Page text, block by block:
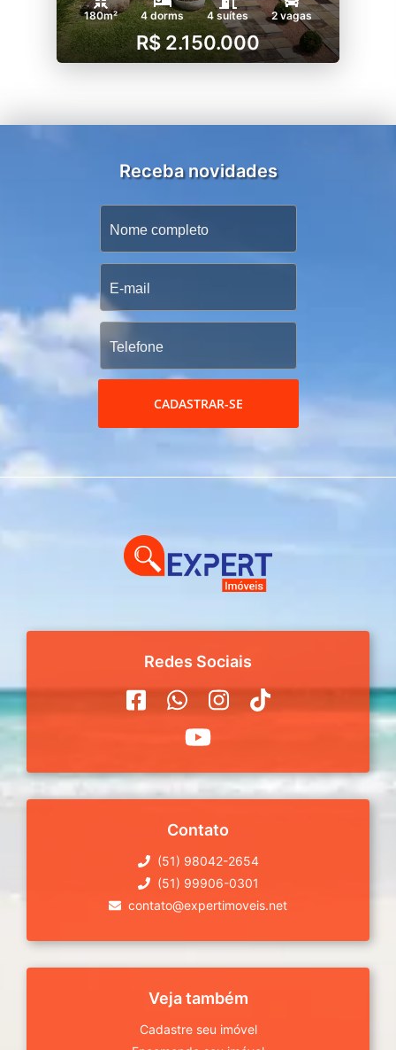
180m² 4 dorms 4 suítes 2 vagas
R$ 2.150.000
Receba novidades
CADASTRAR-SE
Redes Sociais
Contato
(51) 98042-2654
(51) 99906-0301
contato@expertimoveis.net
Veja também
Cadastre seu imóvel